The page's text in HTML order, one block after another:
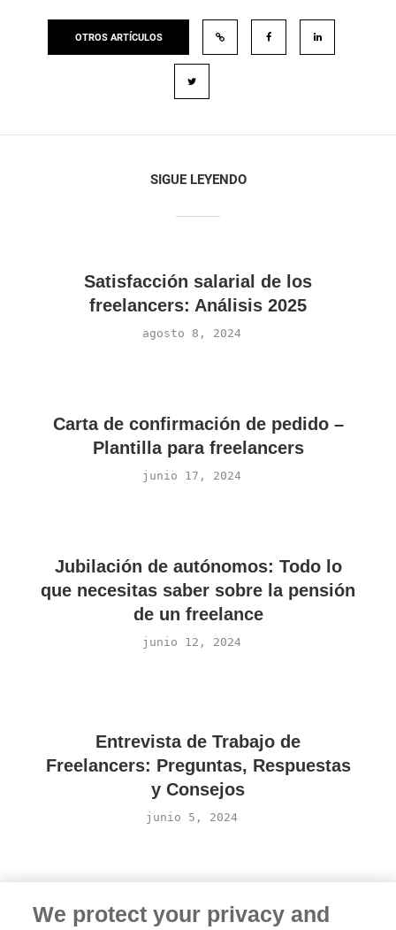
OTROS ARTÍCULOS
SIGUE LEYENDO
Satisfacción salarial de los
freelancers: Análisis 2025
agosto 8, 2024
Carta de confirmación de pedido –
Plantilla para freelancers
junio 17, 2024
Jubilación de autónomos: Todo lo
que necesitas saber sobre la pensión
de un freelance
junio 12, 2024
Entrevista de Trabajo de
Freelancers: Preguntas, Respuestas
y Consejos
junio 5, 2024
We protect your privacy and